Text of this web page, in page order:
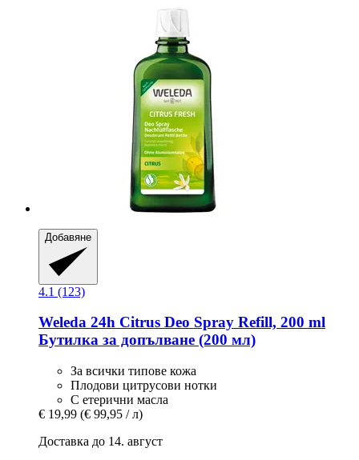
Добавяне
4.1 (123)
Weleda 24h Citrus Deo Spray Refill, 200 ml
Бутилка за допълване (200 мл)
За всички типове кожа
Плодови цитрусови нотки
С етерични масла
€ 19,99 (€ 99,95 / л)
Доставка до 14. август